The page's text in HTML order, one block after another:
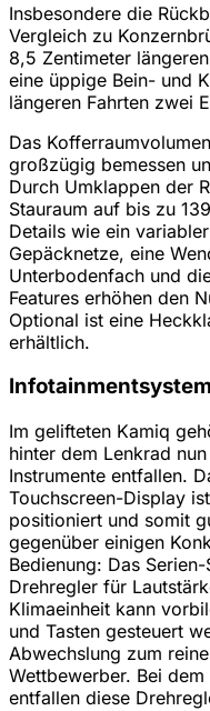
Insbesondere die
Vergleich zu
8,5 Zentimeter
eine üppige Bein- und
längeren Fahrten zwei
Das
großzügig bemessen
Durch Umklappen der
Stauraum auf bis zu
Details wie ein
Gepäcknetze, eine
Unterbodenfach und
Features erhöhen den
Optional ist eine
erhältlich.
Infotainmentsystem
Im gelifteten Kamiq
hinter dem Lenkrad
Instrumente entfallen.
Touchscreen-Display
positioniert und somit
gegenüber einigen
Bedienung: Das
Drehregler für
Klimaeinheit kann
und Tasten gesteuert
Abwechslung zum
Wettbewerber. Bei
entfallen diese